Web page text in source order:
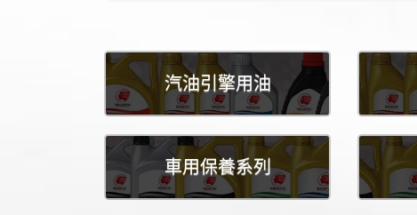
汽油引擎用油
車用保養系列